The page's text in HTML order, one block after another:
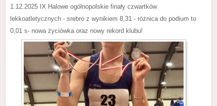
1.12.2025 IX Halowe ogólnopolskie finały czwartków
lekkoatletycznych - srebro z wynikiem 8,31 - różnica do podium to
0,01 s- nowa życiówka oraz nowy rekord klubu!